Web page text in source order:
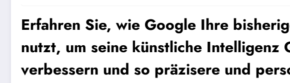
Erfahren Sie, wie Google Ihre
nutzt, um seine künstliche Intelligenz
verbessern und so präzisere und